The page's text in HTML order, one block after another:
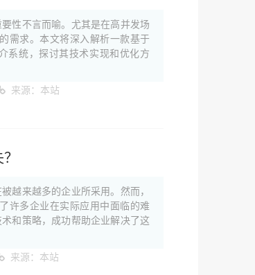
性不言而喻。尤其是在高并发场
需求。本文将深入解析一款基于
系统，探讨其技术实现和优化方
来源：本站
越来越多的企业所采用。然而，
许多企业在实际应用中面临的难
和策略，成功帮助企业解决了这
来源：本站